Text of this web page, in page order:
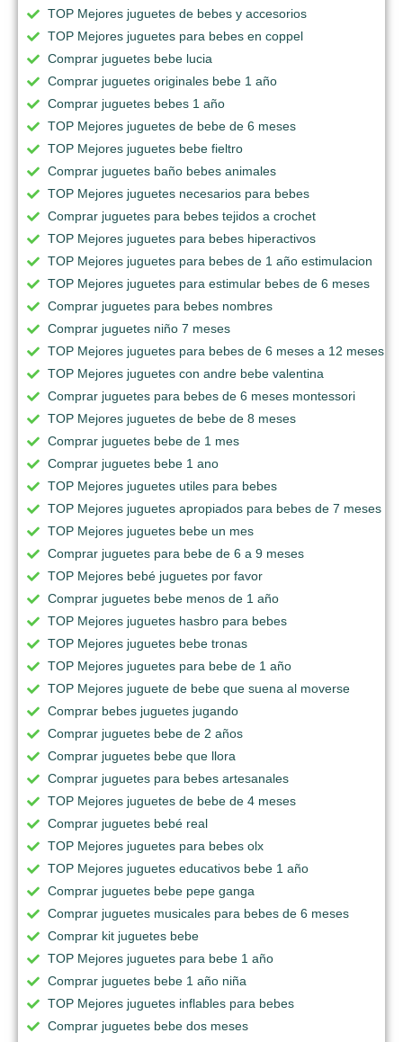
TOP Mejores juguetes de bebes y accesorios
TOP Mejores juguetes para bebes en coppel
Comprar juguetes bebe lucia
Comprar juguetes originales bebe 1 año
Comprar juguetes bebes 1 año
TOP Mejores juguetes de bebe de 6 meses
TOP Mejores juguetes bebe fieltro
Comprar juguetes baño bebes animales
TOP Mejores juguetes necesarios para bebes
Comprar juguetes para bebes tejidos a crochet
TOP Mejores juguetes para bebes hiperactivos
TOP Mejores juguetes para bebes de 1 año estimulacion
TOP Mejores juguetes para estimular bebes de 6 meses
Comprar juguetes para bebes nombres
Comprar juguetes niño 7 meses
TOP Mejores juguetes para bebes de 6 meses a 12 meses
TOP Mejores juguetes con andre bebe valentina
Comprar juguetes para bebes de 6 meses montessori
TOP Mejores juguetes de bebe de 8 meses
Comprar juguetes bebe de 1 mes
Comprar juguetes bebe 1 ano
TOP Mejores juguetes utiles para bebes
TOP Mejores juguetes apropiados para bebes de 7 meses
TOP Mejores juguetes bebe un mes
Comprar juguetes para bebe de 6 a 9 meses
TOP Mejores bebé juguetes por favor
Comprar juguetes bebe menos de 1 año
TOP Mejores juguetes hasbro para bebes
TOP Mejores juguetes bebe tronas
TOP Mejores juguetes para bebe de 1 año
TOP Mejores juguete de bebe que suena al moverse
Comprar bebes juguetes jugando
Comprar juguetes bebe de 2 años
Comprar juguetes bebe que llora
Comprar juguetes para bebes artesanales
TOP Mejores juguetes de bebe de 4 meses
Comprar juguetes bebé real
TOP Mejores juguetes para bebes olx
TOP Mejores juguetes educativos bebe 1 año
Comprar juguetes bebe pepe ganga
Comprar juguetes musicales para bebes de 6 meses
Comprar kit juguetes bebe
TOP Mejores juguetes para bebe 1 año
Comprar juguetes bebe 1 año niña
TOP Mejores juguetes inflables para bebes
Comprar juguetes bebe dos meses